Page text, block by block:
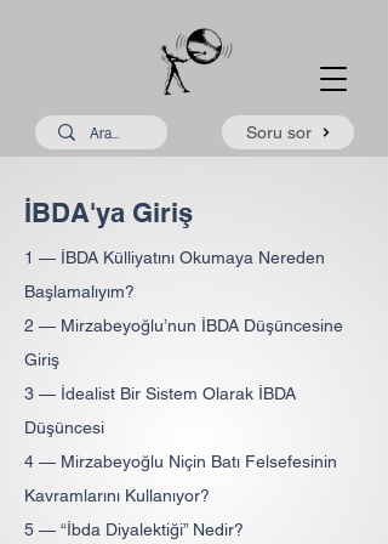
Soru sor
İBDA'ya Giriş
1 — İBDA Külliyatını Okumaya Nereden
Başlamalıyım?
2 — Mirzabeyoğlu’nun İBDA Düşüncesine
Giriş
3 — İdealist Bir Sistem Olarak İBDA
Düşüncesi
4 — Mirzabeyoğlu Niçin Batı Felsefesinin
Kavramlarını Kullanıyor?
5 — “İbda Diyalektiği” Nedir?